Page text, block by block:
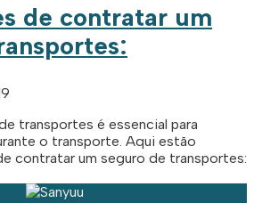
de contratar um
transportes é essencial para
o transporte. Aqui estão
contratar um seguro de transportes: